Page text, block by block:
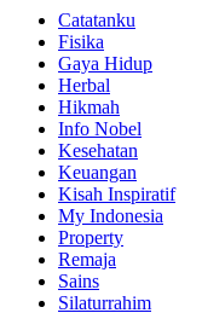
Catatanku
Fisika
Gaya Hidup
Herbal
Hikmah
Info Nobel
Kesehatan
Keuangan
Kisah Inspiratif
My Indonesia
Property
Remaja
Sains
Silaturrahim